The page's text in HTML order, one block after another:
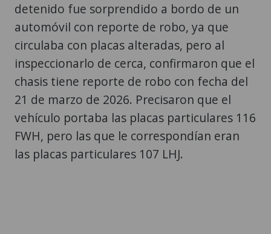
detenido fue sorprendido a bordo de un
automóvil con reporte de robo, ya que
circulaba con placas alteradas, pero al
inspeccionarlo de cerca, confirmaron que el
chasis tiene reporte de robo con fecha del
21 de marzo de 2026. Precisaron que el
vehículo portaba las placas particulares 116
FWH, pero las que le correspondían eran
las placas particulares 107 LHJ.